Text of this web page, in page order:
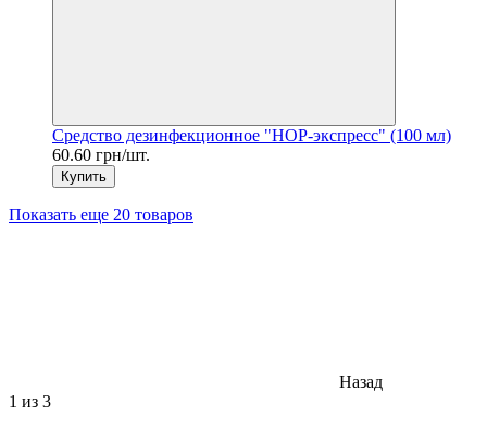
Средство дезинфекционное "НОР-экспресс" (100 мл)
60.60 грн/шт.
Купить
Показать еще 20 товаров
Назад
1 из 3